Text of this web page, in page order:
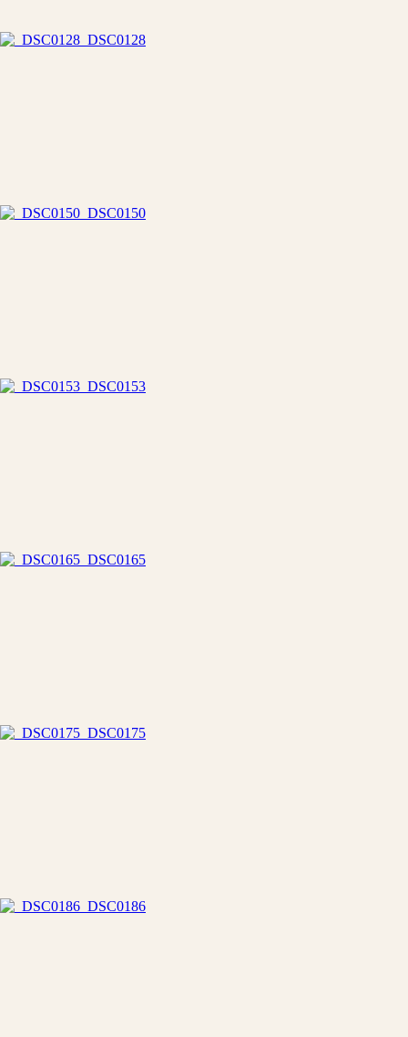
_DSC0128
_DSC0150
_DSC0153
_DSC0165
_DSC0175
_DSC0186